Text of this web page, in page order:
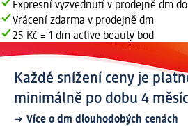
Expresní vyzvednutí v prodejně dm
Vrácení zdarma v prodejně dm
25 Kč = 1 dm active beauty bod
Každé snížení ceny je
minimálně po dobu 4
Více o dm dlouhodobých cenách